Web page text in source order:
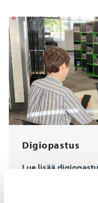
Digiopastus
Lue lisää